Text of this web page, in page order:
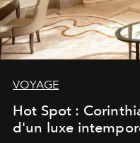
VOYAGE
Hot Spot :
d'un luxe